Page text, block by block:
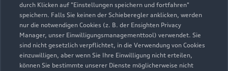
durch Klicken auf "Einstellungen speichern und fortfahren"
speichern. Falls Sie keinen der Schieberegler anklicken, werden
nur die notwendigen Cookies (z. B. der Ensighten Privacy
Manager, unser Einwilligungsmanagementtool) verwendet. Sie
sind nicht gesetzlich verpflichtet, in die Verwendung von Cookies
einzuwilligen, aber wenn Sie Ihre Einwilligung nicht erteilen,
können Sie bestimmte unserer Dienste möglicherweise nicht
Kontaktdaten herunterladen
Öffnungszeiten